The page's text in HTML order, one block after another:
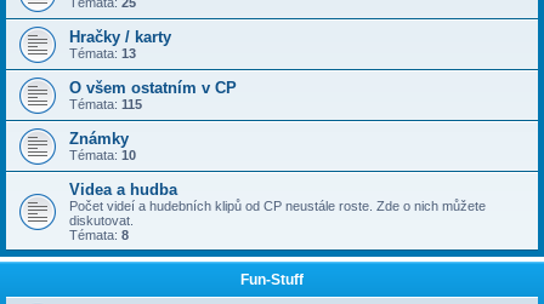
Hračky / karty
Témata: 13
O všem ostatním v CP
Témata: 115
Známky
Témata: 10
Videa a hudba
Počet videí a hudebních klipů od CP neustále roste. Zde o nich můžete
diskutovat.
Témata: 8
Fun-Stuff